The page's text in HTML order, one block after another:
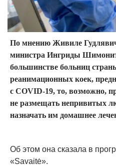
По мнению Живиле
министра Ингриды
большинстве больниц
реанимационных коек,
с COVID-19, то, возможно,
не размещать непривитых
назначать им домашнее
Об этом она сказала в
«Savaitė».